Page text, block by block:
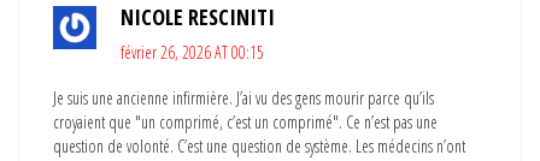
NICOLE RESCINITI
février 26, 2026 AT 00:15
Je suis une ancienne infirmière. J’ai vu des gens mourir parce qu’ils
croyaient que "un comprimé, c’est un comprimé". Ce n’est pas une
question de volonté. C’est une question de système. Les médecins n’ont